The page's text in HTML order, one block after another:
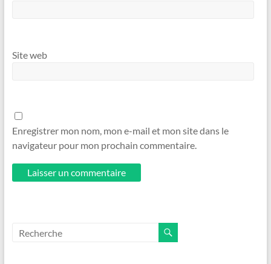
Site web
Enregistrer mon nom, mon e-mail et mon site dans le
navigateur pour mon prochain commentaire.